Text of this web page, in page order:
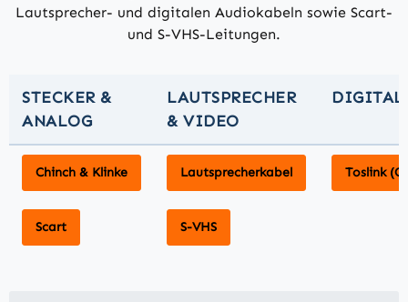
Lautsprecher- und digitalen Audiokabeln sowie Scart-
und S-VHS-Leitungen.
STECKER &
ANALOG
LAUTSPRECHER
& VIDEO
DIGITAL
Chinch & Klinke Lautsprecherkabel Toslink
Scart S-VHS